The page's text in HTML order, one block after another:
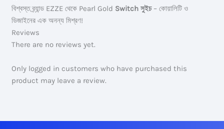
বিশ্বস্ত ব্র্যান্ড EZZE থেকে Pearl Gold Switch সুইচ– কোয়ালিটি ও
ডিজাইনের এক অনন্য মিশ্রণ!
Reviews
There are no reviews yet.
Only logged in customers who have purchased this
product may leave a review.